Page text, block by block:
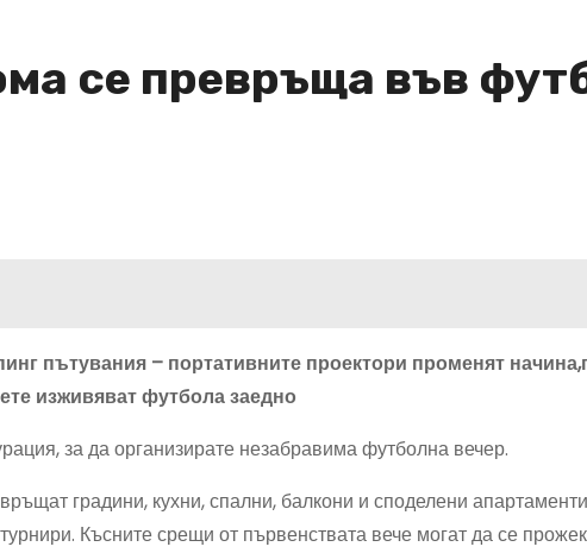
се превръща във
пътувания – портативните проектори променят
изживяват футбола заедно
за да организирате незабравима футболна вечер.
градини, кухни, спални, балкони и споделени
Късните срещи от първенствата вече могат да се